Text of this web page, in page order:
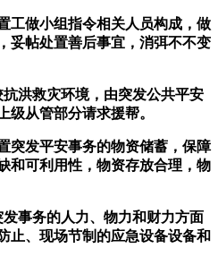
做小组指令相关人员构成，做
妥帖处置善后事宜，消弭不不变
洪救灾环境，由突发公共平安
级从管部分请求援帮。
发平安事务的物资储蓄，保障
和可利用性，物资存放合理，物
事务的人力、物力和财力方面
止、现场节制的应急设备设备和